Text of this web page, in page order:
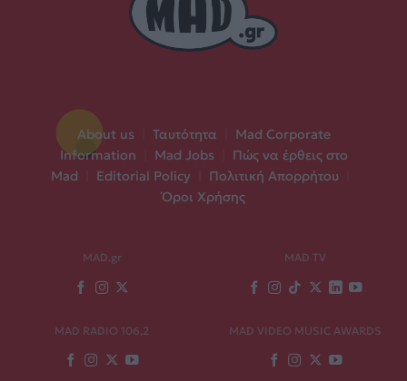
About us Ταυτότητα
Mad Corporate
Information
Mad Jobs
Πώς να έρθεις στο
Mad
Editorial Policy Πολιτική Απορρήτου
Όροι Χρήσης
MAD.gr MAD TV
MAD RADIO 106,2 MAD VIDEO MUSIC AWARDS